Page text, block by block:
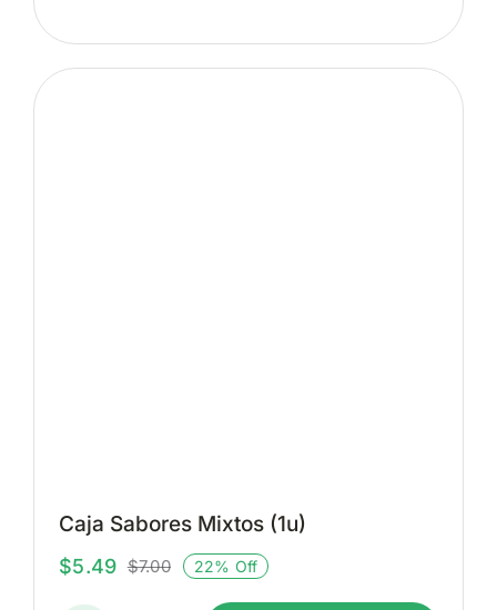
Caja Sabores Mixtos (1u)
$7.00El
precio
$5.49
El
precio
22% Off